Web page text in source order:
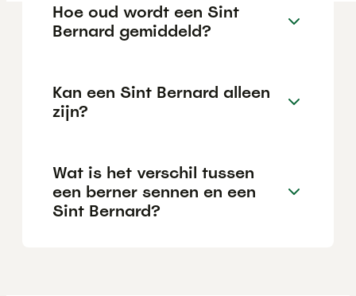
Hoe oud wordt een Sint
Bernard gemiddeld?
Kan een Sint Bernard alleen
zijn?
Wat is het verschil tussen
een berner sennen en een
Sint Bernard?